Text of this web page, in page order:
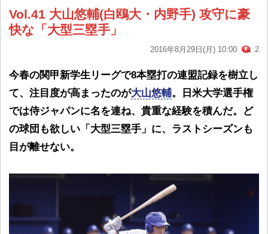
Vol.41 大山悠輔(白鴎大・内野手) 攻守に豪
快な「大型三塁手」
2016年8月29日(月) 10:00 2
今春の関甲新学生リーグで8本塁打の連盟記録を樹立し
て、注目度が高まったのが大山悠輔。日米大学選手権
では侍ジャパンに名を連ね、貴重な経験を積んだ。ど
の球団も欲しい「大型三塁手」に、ラストシーズンも
目が離せない。